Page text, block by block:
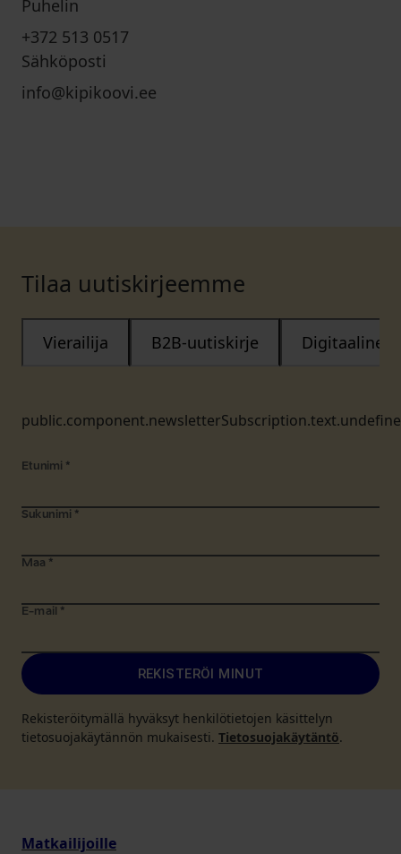
Puhelin
+372 513 0517
Sähköposti
info@kipikoovi.ee
Tilaa uutiskirjeemme
Vierailija B2B-uutiskirje Digitaalinen
Etunimi *
Sukunimi *
Maa *
E-mail *
REKISTERÖI MINUT
Rekisteröitymällä hyväksyt henkilötietojen käsittelyn
tietosuojakäytännön mukaisesti. Tietosuojakäytäntö.
Matkailijoille